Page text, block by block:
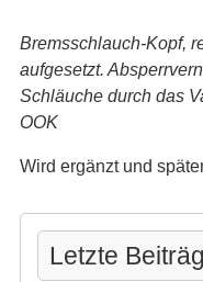
Bremsschlauch-Kopf,
aufgesetzt.
Schläuche durch das
OOK
Wird ergänzt und
Letzte